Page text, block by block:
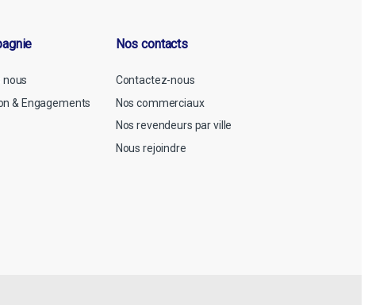
nous
& Engagements
Nos contacts
Contactez-nous
Nos commerciaux
Nos revendeurs par ville
Nous rejoindre